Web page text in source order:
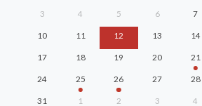
3 4 5 6 7
10 11 12 13 14
17 18 19 20 21
24 25 26 27 28
31 1 2 3 4